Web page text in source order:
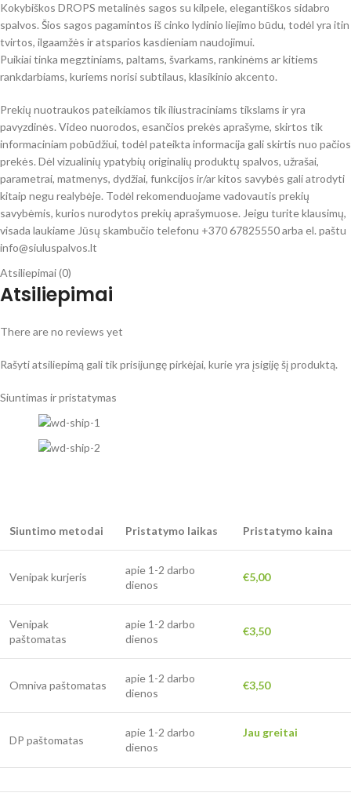
Kokybiškos DROPS metalinės sagos su kilpele, elegantiškos sidabro
spalvos. Šios sagos pagamintos iš cinko lydinio liejimo būdu, todėl yra itin
tvirtos, ilgaamžės ir atsparios kasdieniam naudojimui.
Puikiai tinka megztiniams, paltams, švarkams, rankinėms ar kitiems
rankdarbiams, kuriems norisi subtilaus, klasikinio akcento.
Prekių nuotraukos pateikiamos tik iliustraciniams tikslams ir yra
pavyzdinės. Video nuorodos, esančios prekės aprašyme, skirtos tik
informaciniam pobūdžiui, todėl pateikta informacija gali skirtis nuo pačios
prekės. Dėl vizualinių ypatybių originalių produktų spalvos, užrašai,
parametrai, matmenys, dydžiai, funkcijos ir/ar kitos savybės gali atrodyti
kitaip negu realybėje. Todėl rekomenduojame vadovautis prekių
savybėmis, kurios nurodytos prekių aprašymuose. Jeigu turite klausimų,
visada laukiame Jūsų skambučio telefonu +370 67825550 arba el. paštu
info@siuluspalvos.lt
Atsiliepimai (0)
Atsiliepimai
There are no reviews yet
Rašyti atsiliepimą gali tik prisijungę pirkėjai, kurie yra įsigiję šį produktą.
Siuntimas ir pristatymas
Siuntimo metodai Pristatymo laikas Pristatymo kaina
Venipak kurjeris
apie 1-2 darbo
dienos
€5,00
Venipak
paštomatas
apie 1-2 darbo
dienos
€3,50
Omniva paštomatas
apie 1-2 darbo
dienos
€3,50
DP paštomatas
apie 1-2 darbo
dienos
Jau greitai